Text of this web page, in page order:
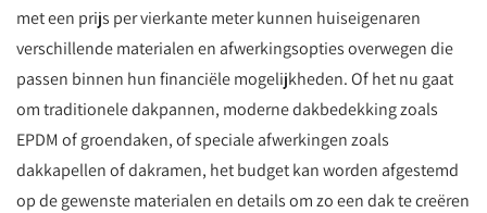
met een prijs per vierkante meter kunnen huiseigenaren
verschillende materialen en afwerkingsopties overwegen die
passen binnen hun financiële mogelijkheden. Of het nu gaat
om traditionele dakpannen, moderne dakbedekking zoals
EPDM of groendaken, of speciale afwerkingen zoals
dakkapellen of dakramen, het budget kan worden afgestemd
op de gewenste materialen en details om zo een dak te creëren